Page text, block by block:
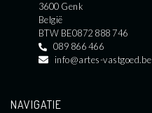
3600 Genk
België
BTW BE0872 888 746
089 866 466
info@artes-vastgoed.be
NAVIGATIE